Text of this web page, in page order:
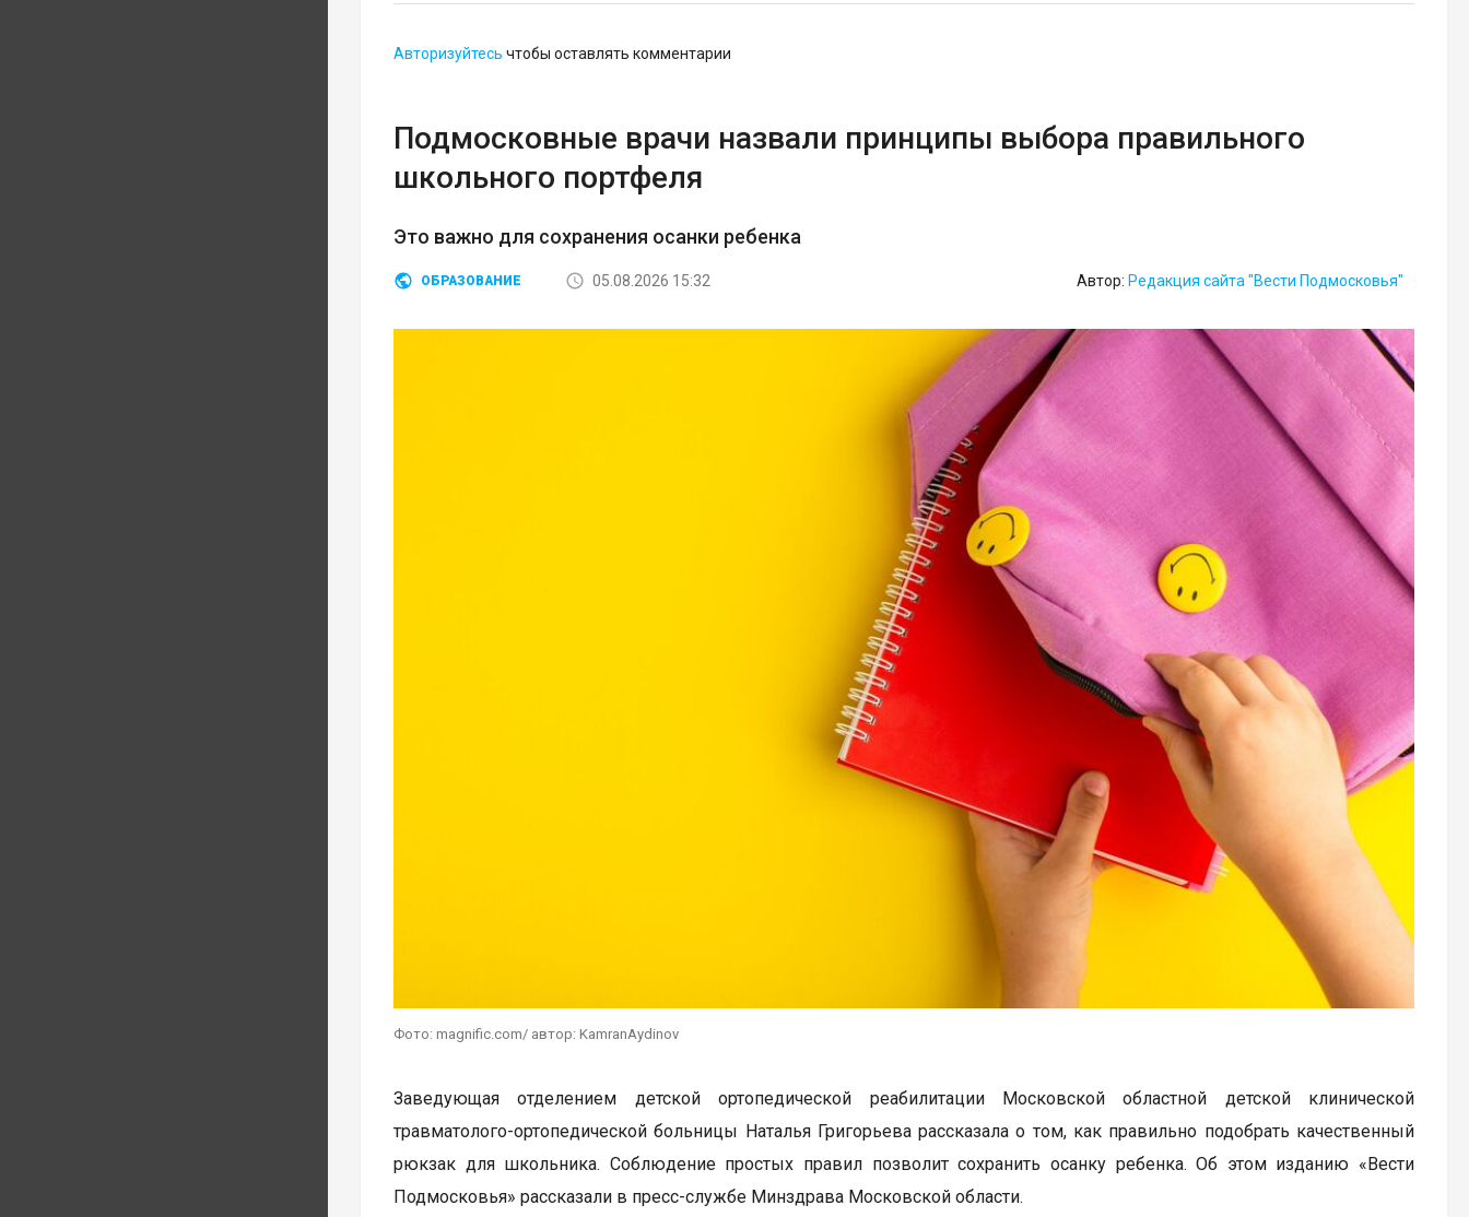
Авторизуйтесь чтобы оставлять комментарии
Подмосковные врачи назвали принципы выбора правильного
школьного портфеля
Это важно для сохранения осанки ребенка
ОБРАЗОВАНИЕ 05.08.2026 15:32 Автор: Редакция сайта "Вести Подмосковья"
Фото: magnific.com/ автор: KamranAydinov
Заведующая отделением детской ортопедической реабилитации Московской областной детской клинической
травматолого-ортопедической больницы Наталья Григорьева рассказала о том, как правильно подобрать качественный
рюкзак для школьника. Соблюдение простых правил позволит сохранить осанку ребенка. Об этом изданию «Вести
Подмосковья» рассказали в пресс-службе Минздрава Московской области.